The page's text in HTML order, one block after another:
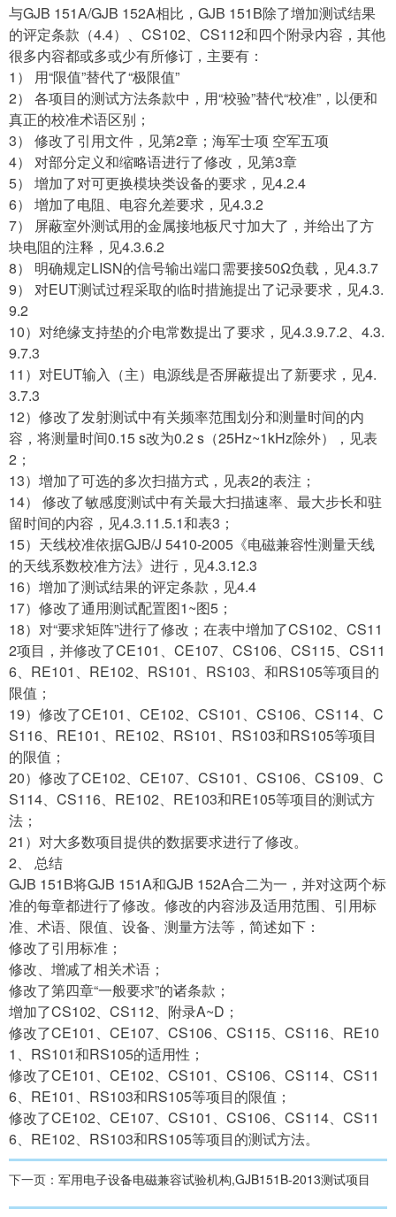
与GJB 151A/GJB 152A相比，GJB 151B除了增加测试结果
的评定条款（4.4）、CS102、CS112和四个附录内容，其他
很多内容都或多或少有所修订，主要有：
1） 用“限值”替代了“极限值”
2） 各项目的测试方法条款中，用“校验”替代“校准”，以便和
真正的校准术语区别；
3） 修改了引用文件，见第2章；海军士项 空军五项
4） 对部分定义和缩略语进行了修改，见第3章
5） 增加了对可更换模块类设备的要求，见4.2.4
6） 增加了电阻、电容允差要求，见4.3.2
7） 屏蔽室外测试用的金属接地板尺寸加大了，并给出了方
块电阻的注释，见4.3.6.2
8） 明确规定LISN的信号输出端口需要接50Ω负载，见4.3.7
9） 对EUT测试过程采取的临时措施提出了记录要求，见4.3.
9.2
10）对绝缘支持垫的介电常数提出了要求，见4.3.9.7.2、4.3.
9.7.3
11）对EUT输入（主）电源线是否屏蔽提出了新要求，见4.
3.7.3
12）修改了发射测试中有关频率范围划分和测量时间的内
容，将测量时间0.15 s改为0.2 s（25Hz~1kHz除外），见表
2；
13）增加了可选的多次扫描方式，见表2的表注；
14） 修改了敏感度测试中有关最大扫描速率、最大步长和驻
留时间的内容，见4.3.11.5.1和表3；
15）天线校准依据GJB/J 5410-2005《电磁兼容性测量天线
的天线系数校准方法》进行，见4.3.12.3
16）增加了测试结果的评定条款，见4.4
17）修改了通用测试配置图1~图5；
18）对“要求矩阵”进行了修改；在表中增加了CS102、CS11
2项目，并修改了CE101、CE107、CS106、CS115、CS11
6、RE101、RE102、RS101、RS103、和RS105等项目的
限值；
19）修改了CE101、CE102、CS101、CS106、CS114、C
S116、RE101、RE102、RS101、RS103和RS105等项目
的限值；
20）修改了CE102、CE107、CS101、CS106、CS109、C
S114、CS116、RE102、RE103和RE105等项目的测试方
法；
21）对大多数项目提供的数据要求进行了修改。
2、 总结
GJB 151B将GJB 151A和GJB 152A合二为一，并对这两个标
准的每章都进行了修改。修改的内容涉及适用范围、引用标
准、术语、限值、设备、测量方法等，简述如下：
修改了引用标准；
修改、增减了相关术语；
修改了第四章“一般要求”的诸条款；
增加了CS102、CS112、附录A~D；
修改了CE101、CE107、CS106、CS115、CS116、RE10
1、RS101和RS105的适用性；
修改了CE101、CE102、CS101、CS106、CS114、CS11
6、RE101、RS103和RS105等项目的限值；
修改了CE102、CE107、CS101、CS106、CS114、CS11
6、RE102、RS103和RS105等项目的测试方法。
下一页： 军用电子设备电磁兼容试验机构,GJB151B-2013测试项目